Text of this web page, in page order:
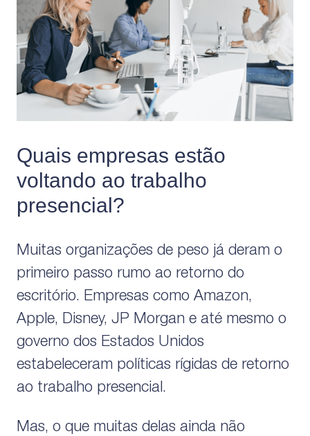
Quais empresas estão
voltando ao trabalho
presencial?
Muitas organizações de peso já deram o
primeiro passo rumo ao retorno do
escritório. Empresas como Amazon,
Apple, Disney, JP Morgan e até mesmo o
governo dos Estados Unidos
estabeleceram políticas rígidas de retorno
ao trabalho presencial.
Mas, o que muitas delas ainda não